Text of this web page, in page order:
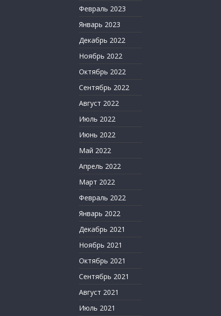
Февраль 2023
Январь 2023
Декабрь 2022
Ноябрь 2022
Октябрь 2022
Сентябрь 2022
Август 2022
Июль 2022
Июнь 2022
Май 2022
Апрель 2022
Март 2022
Февраль 2022
Январь 2022
Декабрь 2021
Ноябрь 2021
Октябрь 2021
Сентябрь 2021
Август 2021
Июль 2021